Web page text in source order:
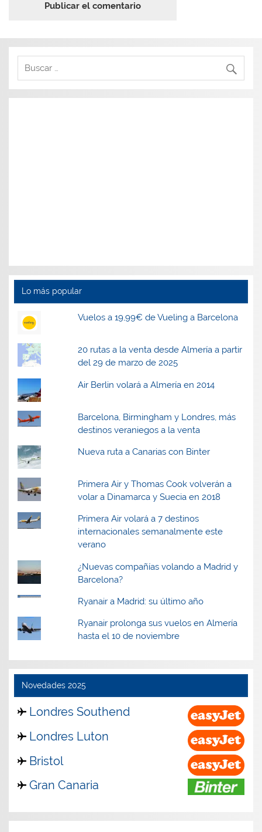
Lo más popular
Vuelos a 19,99€ de Vueling a Barcelona
20 rutas a la venta desde Almería a partir
del 29 de marzo de 2025
Air Berlin volará a Almería en 2014
Barcelona, Birmingham y Londres, más
destinos veraniegos a la venta
Nueva ruta a Canarias con Binter
Primera Air y Thomas Cook volverán a
volar a Dinamarca y Suecia en 2018
Primera Air volará a 7 destinos
internacionales semanalmente este
verano
¿Nuevas compañías volando a Madrid y
Barcelona?
Ryanair a Madrid: su último año
Ryanair prolonga sus vuelos en Almería
hasta el 10 de noviembre
Novedades 2025
Londres Southend
Londres Luton
Bristol
Gran Canaria